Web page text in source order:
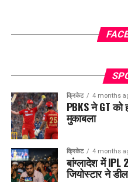
क्रिकेट 4 months
PBKS ने GT को
मुकाबला
क्रिकेट 4 months
बांग्लादेश में
जियोस्टार ने